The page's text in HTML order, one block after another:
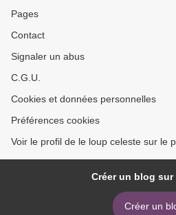
Pages
Contact
Signaler un abus
C.G.U.
Cookies et données personnelles
Préférences cookies
Voir le profil de le loup celeste sur le
Créer un blog sur
Créer un